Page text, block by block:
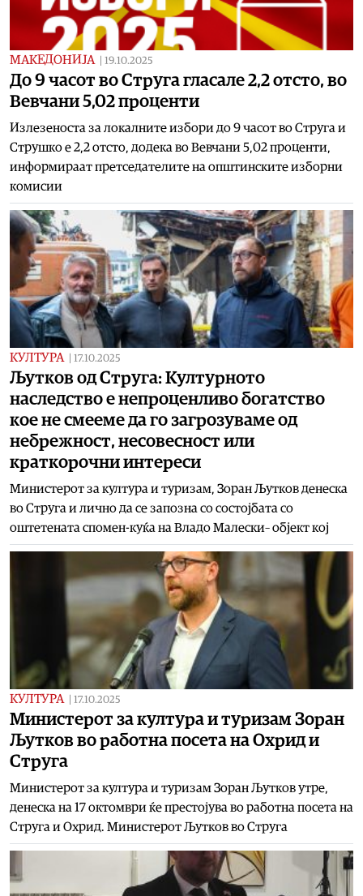
МАКЕДОНИЈА 19.10.2025
До 9 часот во Струга гласале 2,2 отсто, во
Вевчани 5,02 проценти
Излезеноста за локалните избори до 9 часот во Струга и
Струшко е 2,2 отсто, додека во Вевчани 5,02 проценти,
информираат претседателите на општинските изборни
комисии
КУЛТУРА 17.10.2025
Љутков од Струга: Културното
наследство е непроценливо богатство
кое не смееме да го загрозуваме од
небрежност, несовесност или
краткорочни интереси
Министерот за култура и туризам, Зоран Љутков денеска
во Струга и лично да се запозна со состојбата со
оштетената спомен-куќа на Владо Малески– објект кој
КУЛТУРА 17.10.2025
Министерот за култура и туризам Зоран
Љутков во работна посета на Охрид и
Струга
Министерот за култура и туризам Зоран Љутков утре,
денеска на 17 октомври ќе престојува во работна посета на
Струга и Охрид. Министерот Љутков во Струга